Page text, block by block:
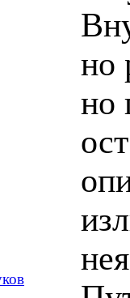
но
но